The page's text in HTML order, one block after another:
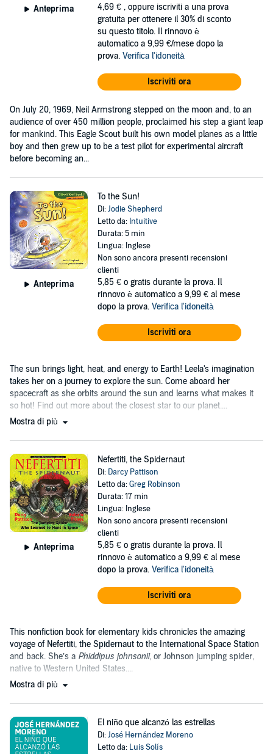
Anteprima 4,69 € , oppure iscriviti a una prova
gratuita per ottenere il 30% di sconto
su questo titolo. Il rinnovo è
automatico a 9,99 €/mese dopo la
prova. Verifica l'idoneità
Iscriviti ora
On July 20, 1969, Neil Armstrong stepped on the moon and, to an
audience of over 450 million people, proclaimed his step a giant leap
for mankind. This Eagle Scout built his own model planes as a little
boy and then grew up to be a test pilot for experimental aircraft
before becoming an...
Anteprima
To the Sun!
Di:Jodie Shepherd
Letto da: Intuitive
Durata: 5 min
Lingua: Inglese
Non sono ancora presenti recensioni
clienti
5,85 € o gratis durante la prova. Il
rinnovo è automatico a 9,99 € al mese
dopo la prova. Verifica l'idoneità
Iscriviti ora
The sun brings light, heat, and energy to Earth! Leela's imagination
takes her on a journey to explore the sun. Come aboard her
spacecraft as she orbits around the sun and learns what makes it
so hot! Find out more about the closest star to our planet....
Mostra di più
Anteprima
Nefertiti, the Spidernaut
Di: Darcy Pattison
Letto da:Greg Robinson
Durata: 17 min
Lingua: Inglese
Non sono ancora presenti recensioni
clienti
5,85 € o gratis durante la prova. Il
rinnovo è automatico a 9,99 € al mese
dopo la prova. Verifica l'idoneità
Iscriviti ora
This nonfiction book for elementary kids chronicles the amazing
voyage of Nefertiti, the Spidernaut to the International Space Station
and back. She’s a Phiddipus johnsonii, or Johnson jumping spider,
native to Western United States....
Mostra di più
El niño que alcanzó las estrellas
Di:José Hernández Moreno
Letto da: Luis Solís